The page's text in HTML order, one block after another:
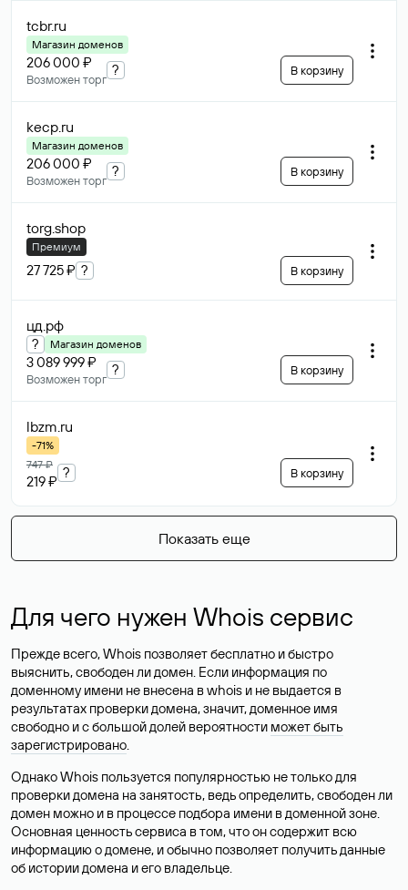
tcbr.ru
Магазин доменов
206 000 ₽
Возможен торг
? В корзину
kecp.ru
Магазин доменов
206 000 ₽
Возможен торг
? В корзину
torg.shop
Премиум
27 725 ₽ ? В корзину
цд.рф
? Магазин доменов
3 089 999 ₽
Возможен торг
? В корзину
lbzm.ru
-71%
747 ₽
219 ₽
? В корзину
Показать еще
Для чего нужен Whois сервис
Прежде всего, Whois позволяет бесплатно и быстро
выяснить, свободен ли домен. Если информация по
доменному имени не внесена в whois и не выдается в
результатах проверки домена, значит, доменное имя
свободно и с большой долей вероятности может быть
зарегистрировано.
Однако Whois пользуется популярностью не только для
проверки домена на занятость, ведь определить, свободен ли
домен можно и в процессе подбора имени в доменной зоне.
Основная ценность сервиса в том, что он содержит всю
информацию о домене, и обычно позволяет получить данные
об истории домена и его владельце.